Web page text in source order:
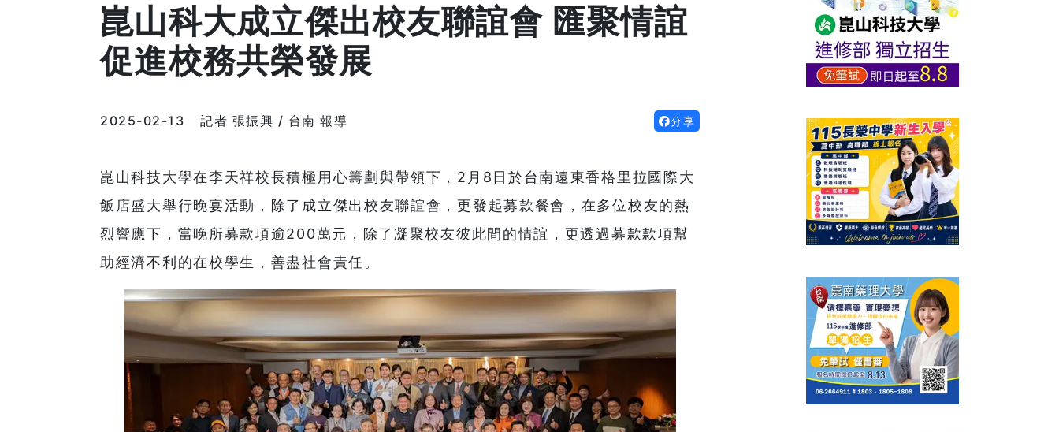
崑山科大成立傑出校友聯誼會 匯聚情誼
促進校務共榮發展
2025-02-13 記者 張振興 / 台南 報導 分享
崑山科技大學在李天祥校長積極用心籌劃與帶領下，2月8日於台南遠東香格里拉國際大
飯店盛大舉行晚宴活動，除了成立傑出校友聯誼會，更發起募款餐會，在多位校友的熱
烈響應下，當晚所募款項逾200萬元，除了凝聚校友彼此間的情誼，更透過募款款項幫
助經濟不利的在校學生，善盡社會責任。